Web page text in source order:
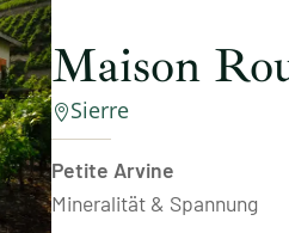
Maison
Sierre
Petite Arvine
Mineralität & Spannung